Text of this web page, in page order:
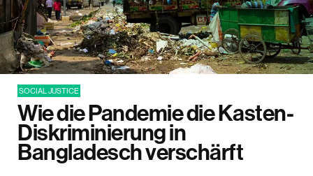
SOCIAL JUSTICE
Wie die Pandemie die Kasten-
Diskriminierung in
Bangladesch verschärft